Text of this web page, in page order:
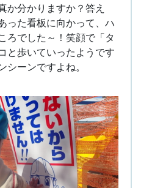
か分かりますか？答え
った看板に向かって、ハ
ろでした～！笑顔で「タ
と歩いていったようです
シーンですよね。